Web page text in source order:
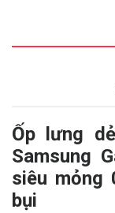
Ốp lưng
Samsung
siêu mỏng
bụi